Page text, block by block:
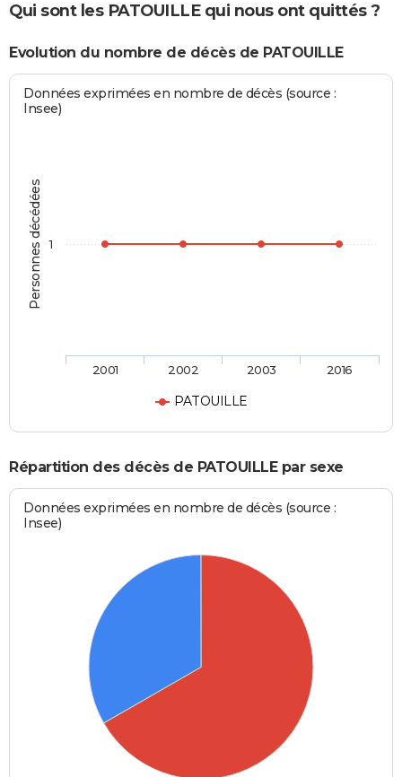
Qui sont les PATOUILLE qui nous ont quittés ?
Evolution du nombre de décès de PATOUILLE
Personnes décédées
Données exprimées en nombre de décès (source :
Insee)
PATOUILLE
2001 2002 2003 2016
1
Répartition des décès de PATOUILLE par sexe
Données exprimées en nombre de décès (source :
Insee)